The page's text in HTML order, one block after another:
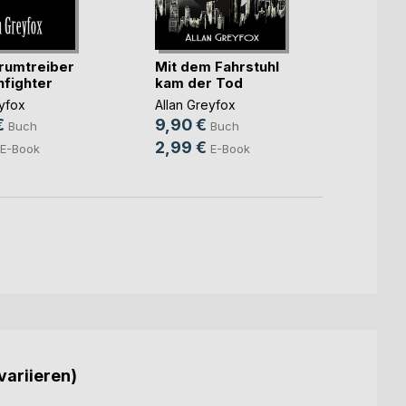
Buch
E-Book
Mit dem Fahrstuhl
kam der Tod
Allan Greyfox
9,90 € Buch
2,99 € E-Book